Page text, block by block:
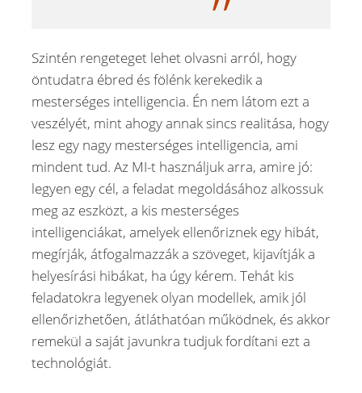
Szintén rengeteget lehet olvasni arról, hogy
öntudatra ébred és fölénk kerekedik a
mesterséges intelligencia. Én nem látom ezt a
veszélyét, mint ahogy annak sincs realitása, hogy
lesz egy nagy mesterséges intelligencia, ami
mindent tud. Az MI-t használjuk arra, amire jó:
legyen egy cél, a feladat megoldásához alkossuk
meg az eszközt, a kis mesterséges
intelligenciákat, amelyek ellenőriznek egy hibát,
megírják, átfogalmazzák a szöveget, kijavítják a
helyesírási hibákat, ha úgy kérem. Tehát kis
feladatokra legyenek olyan modellek, amik jól
ellenőrizhetően, átláthatóan működnek, és akkor
remekül a saját javunkra tudjuk fordítani ezt a
technológiát.